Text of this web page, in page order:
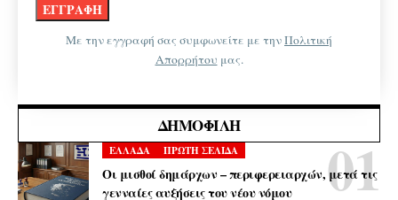
Με την εγγραφή σας συμφωνείτε με τηνΠολιτική
Απορρήτου μας.
ΔΗΜΟΦΙΛΉ
ΕΛΛΑΔΑ ΠΡΩΤΗ ΣΕΛΙΔΑ
Οι μισθοί δημάρχων – περιφερειαρχών, μετά τις
γενναίες αυξήσεις του νέου νόμου